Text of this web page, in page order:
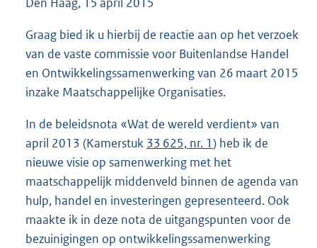
Graag bied ik u hierbij de reactie aan op het verzoek
van de vaste commissie voor Buitenlandse Handel
en Ontwikkelingssamenwerking van 26 maart 2015
inzake Maatschappelijke Organisaties.
In de beleidsnota «Wat de wereld verdient» van
april 2013 (Kamerstuk 33 625, nr. 1) heb ik de
nieuwe visie op samenwerking met het
maatschappelijk middenveld binnen de agenda van
hulp, handel en investeringen gepresenteerd. Ook
maakte ik in deze nota de uitgangspunten voor de
bezuinigingen op ontwikkelingssamenwerking